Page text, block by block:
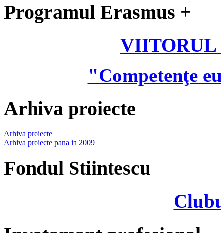
Programul Erasmus +
VIITORUL
"Competenţe
Arhiva proiecte
Arhiva proiecte
Arhiva proiecte pana in 2009
Fondul Stiintescu